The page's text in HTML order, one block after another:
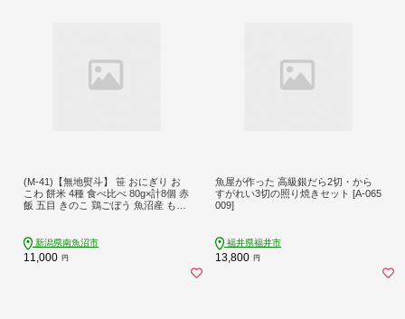
(M-41)【無地熨斗】 笹 おにぎり お
こわ 餅米 4種 食べ比べ 80g×計8個 赤
飯 五目 きのこ 鶏ごぼう 魚沼産 もち
つ 夜食 米 お米 めし徳 新潟県 南魚沼
市
新潟県南魚沼市
11,000 円
魚屋が作った 高級銀だら2切・から
すがれい3切の照り焼きセット [A-065
009]
福井県福井市
13,800 円